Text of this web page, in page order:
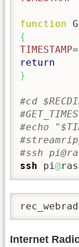
function
{
TIMESTAMP=
return
}
#cd
#echo
#ssh
ssh pi@
Internet